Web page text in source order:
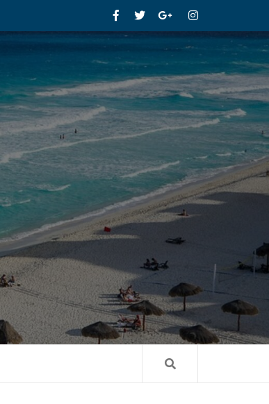
FacebookTwitterGoogle+Instagram